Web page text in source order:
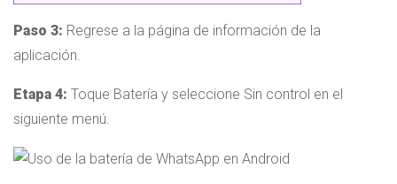
Paso 3: Regrese a la página de información de la
aplicación.
Etapa 4: Toque Batería y seleccione Sin control en el
siguiente menú.